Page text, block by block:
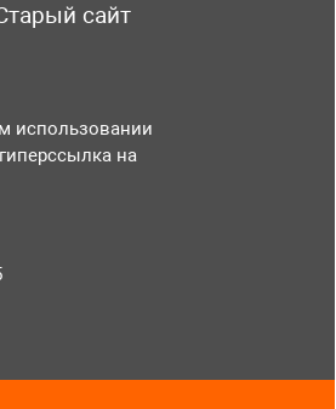
сайт
использовании
на